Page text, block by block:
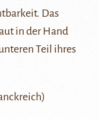
Das
in der Hand
Teil ihres